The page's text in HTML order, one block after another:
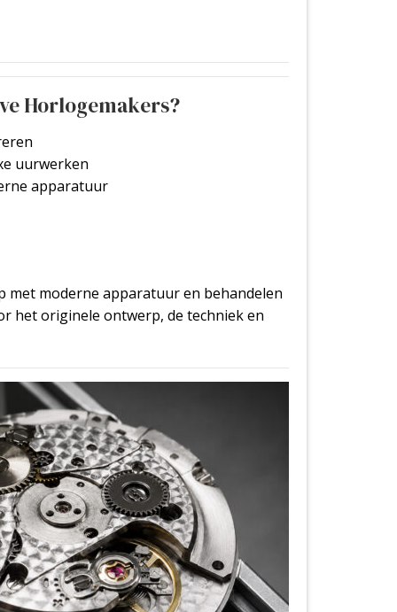
Horlogemakers?
uurwerken
apparatuur
met moderne apparatuur en behandelen
het originele ontwerp, de techniek en